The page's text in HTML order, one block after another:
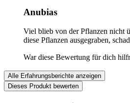
Anubias
Viel blieb von der Pflanzen nicht
diese Pflanzen ausgegraben,
War diese Bewertung für dich
Alle Erfahrungsberichte anzeigen
Dieses Produkt bewerten